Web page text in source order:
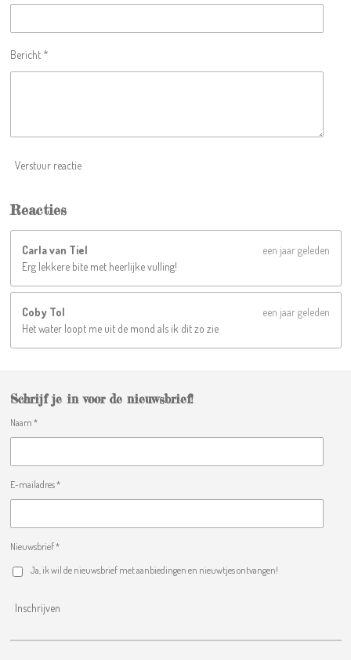
r
n
Bericht *
Verstuur reactie
Reacties
Carla van Tiel
een jaar geleden
Erg lekkere bite met heerlijke vulling!
Coby Tol
een jaar geleden
Het water loopt me uit de mond als ik dit zo zie
Schrijf je in voor de nieuwsbrief!
Naam *
E-mailadres *
Nieuwsbrief *
Ja, ik wil de nieuwsbrief met aanbiedingen en nieuwtjes ontvangen!
Inschrijven